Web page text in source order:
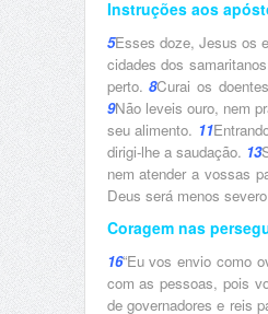
Instruções aos
5Esses doze, Jesus os
cidades dos
perto.8Curai os
9Não leveis ouro, nem
seu alimento. 11
dirigi-lhe a saudação. 13
nem atender a vossas
Deus será menos
Coragem nas
16“Eu vos envio como
com as pessoas, pois
de governadores e reis